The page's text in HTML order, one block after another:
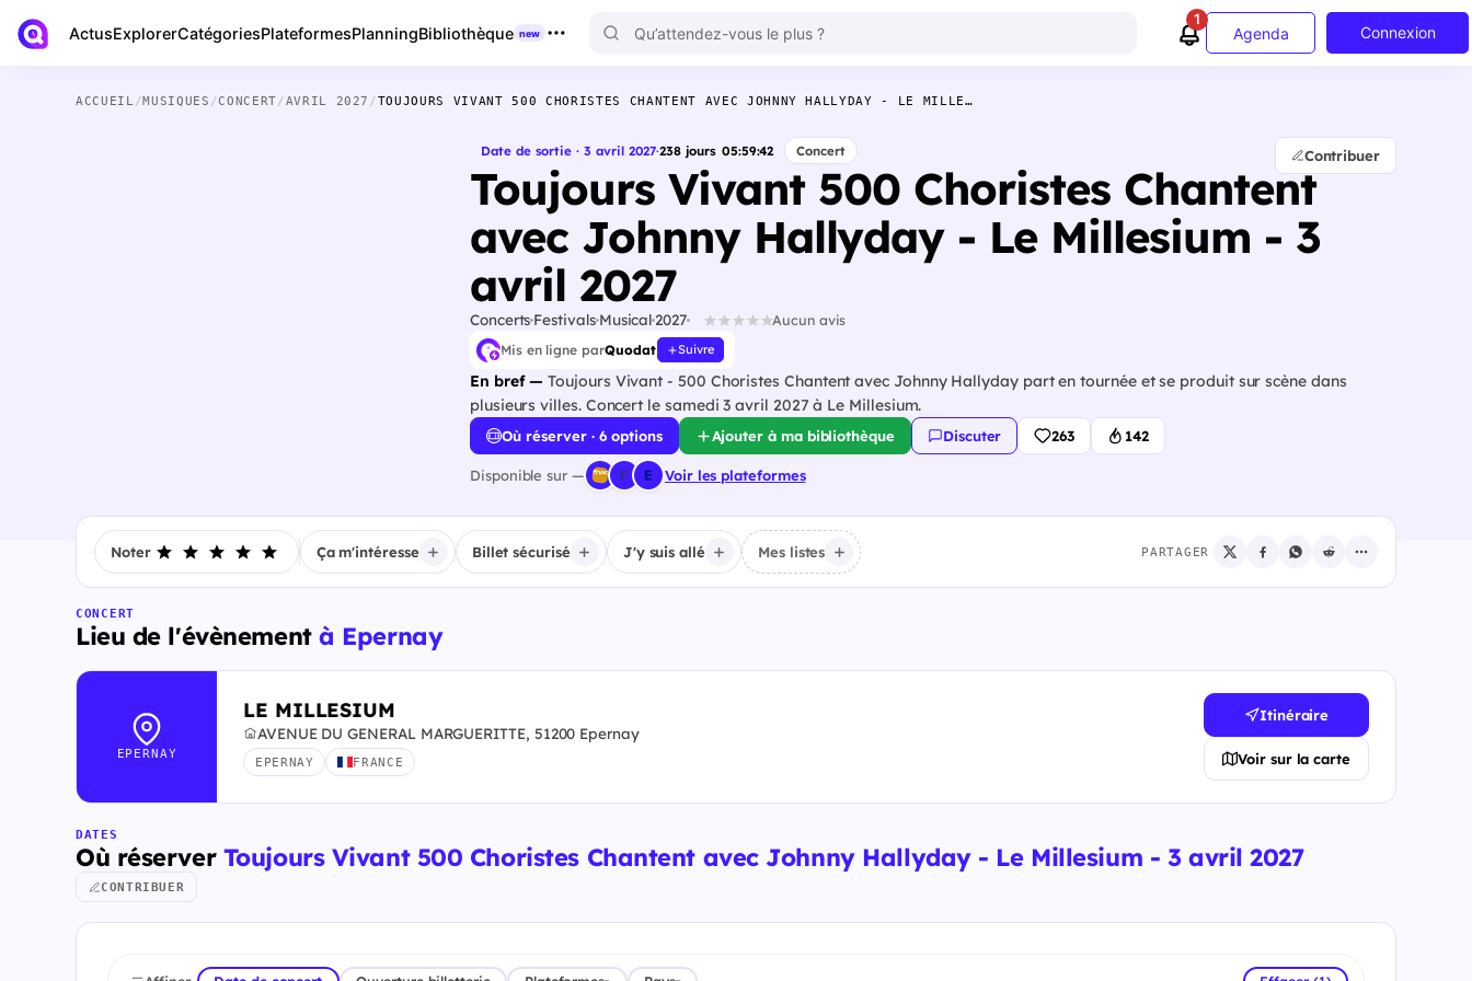
ActusExplorerCatégoriesPlateformesPlanningBibliothèque new
1
Agenda Connexion
ACCUEIL /MUSIQUES /CONCERT/AVRIL 2027 /TOUJOURS VIVANT 500 CHORISTES CHANTENT AVEC JOHNNY HALLYDAY - LE MILLE…
Date de sortie · 3 avril 2027·238 jours 05:59:41 Concert
Toujours Vivant 500 Choristes Chantent
avec Johnny Hallyday - Le Millesium - 3
avril 2027
Concerts FestivalsMusical 2027 Aucun avis
Mis en ligne parQuodat Suivre
En bref — Toujours Vivant - 500 Choristes Chantent avec Johnny Hallyday part en tournée et se produit sur scène dans
plusieurs villes. Concert le samedi 3 avril 2027 à Le Millesium.
Contribuer
Où réserver · 6 options Ajouter à ma bibliothèque Discuter 263 142
Disponible sur — Voir les plateformes
Noter Ça m'intéresse Billet sécurisé J'y suis allé Mes listes PARTAGER
CONCERT
Lieu de l'évènementà Epernay
EPERNAY
LE MILLESIUM
AVENUE DU GENERAL MARGUERITTE, 51200 Epernay
EPERNAY FRANCE
Itinéraire
Voir sur la carte
DATES
Où réserver Toujours Vivant 500 Choristes Chantent avec Johnny Hallyday - Le Millesium - 3 avril 2027
CONTRIBUER